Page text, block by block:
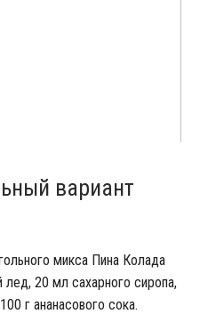
вариант
микса Пина Колада
20 мл сахарного сиропа,
г ананасового сока.